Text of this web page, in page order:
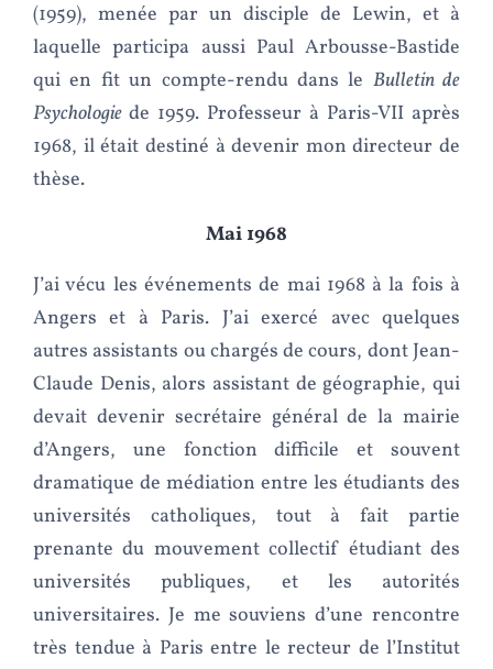
(1959), menée par un disciple de Lewin, et à
laquelle participa aussi Paul Arbousse-Bastide
qui en fit un compte-rendu dans le Bulletin de
Psychologie de 1959. Professeur à Paris-VII après
1968, il était destiné à devenir mon directeur de
thèse.
Mai 1968
J’ai vécu les événements de mai 1968 à la fois à
Angers et à Paris. J’ai exercé avec quelques
autres assistants ou chargés de cours, dont Jean-
Claude Denis, alors assistant de géographie, qui
devait devenir secrétaire général de la mairie
d’Angers, une fonction difficile et souvent
dramatique de médiation entre les étudiants des
universités catholiques, tout à fait partie
prenante du mouvement collectif étudiant des
universités publiques, et les autorités
universitaires. Je me souviens d’une rencontre
très tendue à Paris entre le recteur de l’Institut